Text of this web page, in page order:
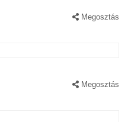
Megosztás
Megosztás